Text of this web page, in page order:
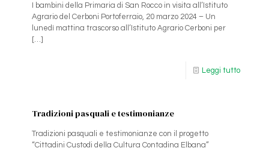
I bambini della Primaria di San Rocco in visita all’Istituto
Agrario del Cerboni Portoferraio, 20 marzo 2024 – Un
lunedì mattina trascorso all’Istituto Agrario Cerboni per
[…]
Leggi tutto
Tradizioni pasquali e testimonianze
Tradizioni pasquali e testimonianze con il progetto
“Cittadini Custodi della Cultura Contadina Elbana”